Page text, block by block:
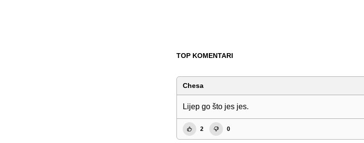
TOP KOMENTARI
Chesa
Lijep go što jes jes.
2 0